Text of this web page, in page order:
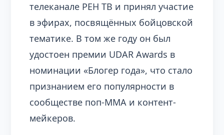
телеканале РЕН ТВ и принял участие
в эфирах, посвящённых бойцовской
тематике. В том же году он был
удостоен премии UDAR Awards в
номинации «Блогер года», что стало
признанием его популярности в
сообществе поп-ММА и контент-
мейкеров.